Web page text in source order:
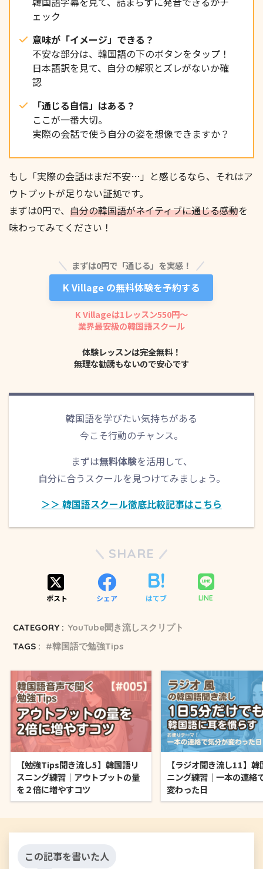
“이 단어, 이렇게 쓰는구나” 하고 느끼는 순간 기억이
훨씬 강해집니다.
완벽하지 않아도 괜찮아요.
틀리면서 배우는 게 더 오래 남아요.
ェック
意味が「イメージ」できる？
不安な部分は、韓国語の下のボタンをタップ！
日本語訳を見て、自分の解釈とズレがないか確
認
「通じる自信」はある？
ここが一番大切。
実際の会話で使う自分の姿を想像できますか？
もし「実際の会話はまだ不安…」と感じるなら、それはア
ウトプットが足りない証拠です。
まずは0円で、 自分の韓国語がネイティブに通じる感動を
味わってみてください！
まずは0円で「通じる」を実感！
K Village の無料体験を予約する
K Villageは1レッスン550円〜
業界最安級の韓国語スクール
体験レッスンは完全無料！
無理な勧誘もないので安心です
韓国語を学びたい気持ちがある
今こそ行動のチャンス。
まずは無料体験を活用して、
自分に合うスクールを見つけてみましょう。
＞＞ 韓国語スクール徹底比較記事はこちら
SHARE
ポスト シェア はてブ LINE
CATEGORY : YouTube聞き流しスクリプト
TAGS :
韓国語で勉強Tips
【勉強Tips聞き流し5】韓国語リ
スニング練習｜アウトプットの量
を２倍に増やすコツ
【ラジオ聞き流し11】
ニング練習｜一本の連絡
変わった日
この記事を書いた人